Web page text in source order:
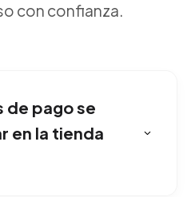
con confianza.
de pago se
en la tienda